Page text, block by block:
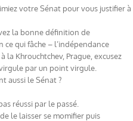
votre Sénat pour vous justifier à
la bonne définition de
ce qui fâche – l’indépendance
la Khrouchtchev, Prague, excusez
par un point virgule.
aussi le Sénat ?
réussi par le passé.
le laisser se momifier puis